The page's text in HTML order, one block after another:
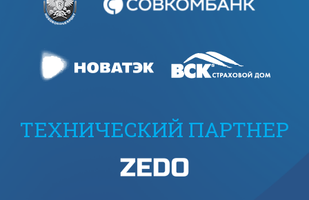
ТЕХНИЧЕСКИЙ ПАРТНЕР